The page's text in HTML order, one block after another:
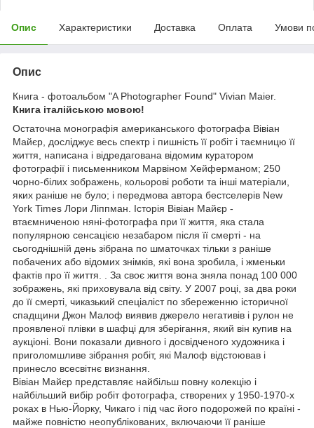
Опис Характеристики Доставка Оплата Умови
Опис
Книга - фотоальбом "A Photographer Found" Vivian Maier.
Книга італійською мовою!
Остаточна монографія американського фотографа Вівіан
Майєр, досліджує весь спектр і пишність її робіт і таємницю її
життя, написана і відредагована відомим куратором
фотографії і письменником Марвіном Хейферманом; 250
чорно-білих зображень, кольорові роботи та інші матеріали,
яких раніше не було; і передмова автора бестселерів New
York Times Лори Ліппман. Історія Вівіан Майєр -
втаємниченою няні-фотографа при її життя, яка стала
популярною сенсацією незабаром після її смерті - на
сьогоднішній день зібрана по шматочках тільки з раніше
побачених або відомих знімків, які вона зробила, і жменьки
фактів про її життя. . За своє життя вона зняла понад 100 000
зображень, які приховувала від світу. У 2007 році, за два роки
до її смерті, чиказький спеціаліст по збереженню історичної
спадщини Джон Малоф виявив джерело негативів і рулон не
проявленої плівки в шафці для зберігання, який він купив на
аукціоні. Вони показали дивного і досвідченого художника і
приголомшливе зібрання робіт, які Малоф відстоював і
принесло всесвітнє визнання.
Вівіан Майєр представляє найбільш повну колекцію і
найбільший вибір робіт фотографа, створених у 1950-1970-х
роках в Нью-Йорку, Чикаго і під час його подорожей по країні -
майже повністю неопублікованих, включаючи її раніше